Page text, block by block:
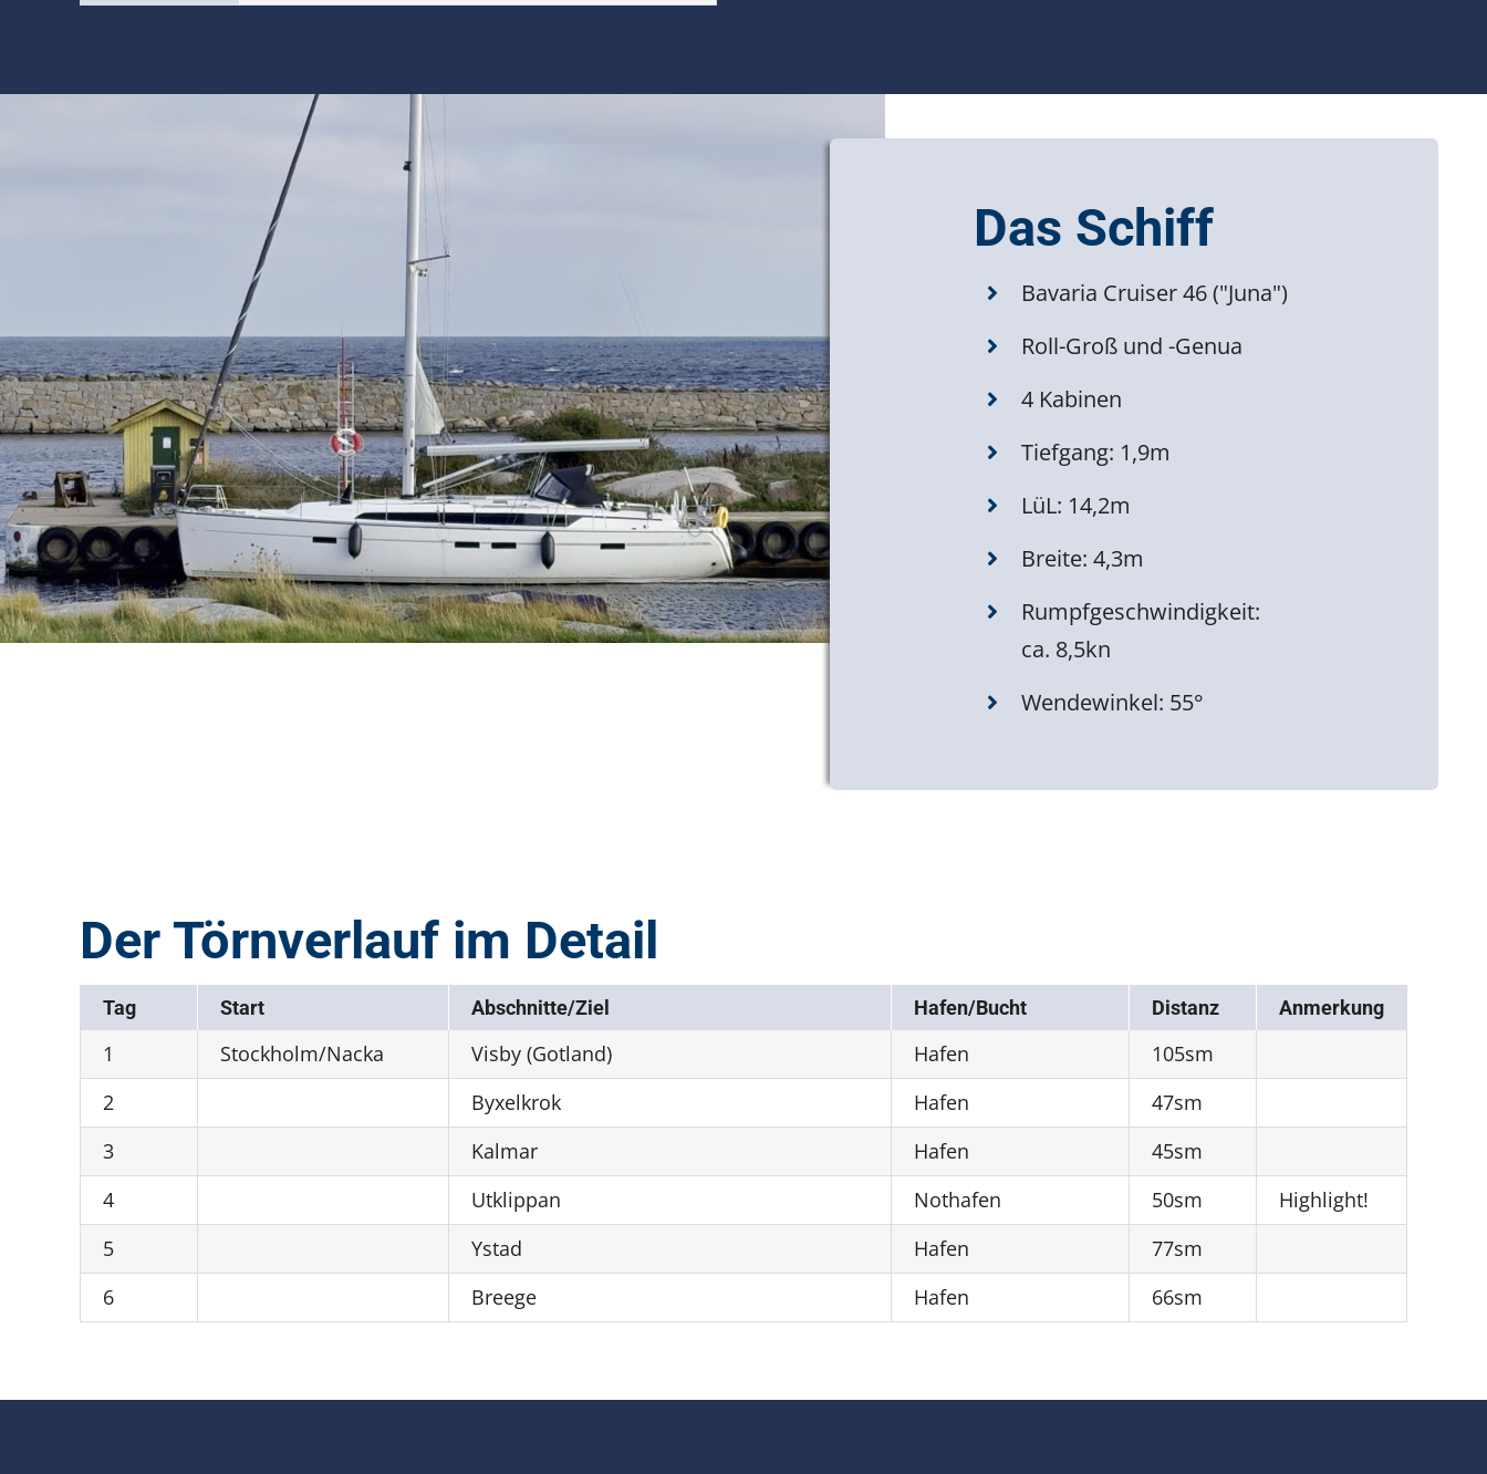
Das Schiff
Bavaria Cruiser 46 ("Juna")
Roll-Groß und -Genua
4 Kabinen
Tiefgang: 1,9m
LüL: 14,2m
Breite: 4,3m
Rumpfgeschwindigkeit:
ca. 8,5kn
Wendewinkel: 55°
Der Törnverlauf im Detail
Tag Start Abschnitte/Ziel Hafen/Bucht Distanz Anmerkung
1 Stockholm/Nacka Visby (Gotland) Hafen
105sm
2
Byxelkrok Hafen
47sm
3
Kalmar Hafen
45sm
4
Utklippan Nothafen 50sm
Highlight!
5
Ystad Hafen
77sm
6
Breege Hafen 66sm